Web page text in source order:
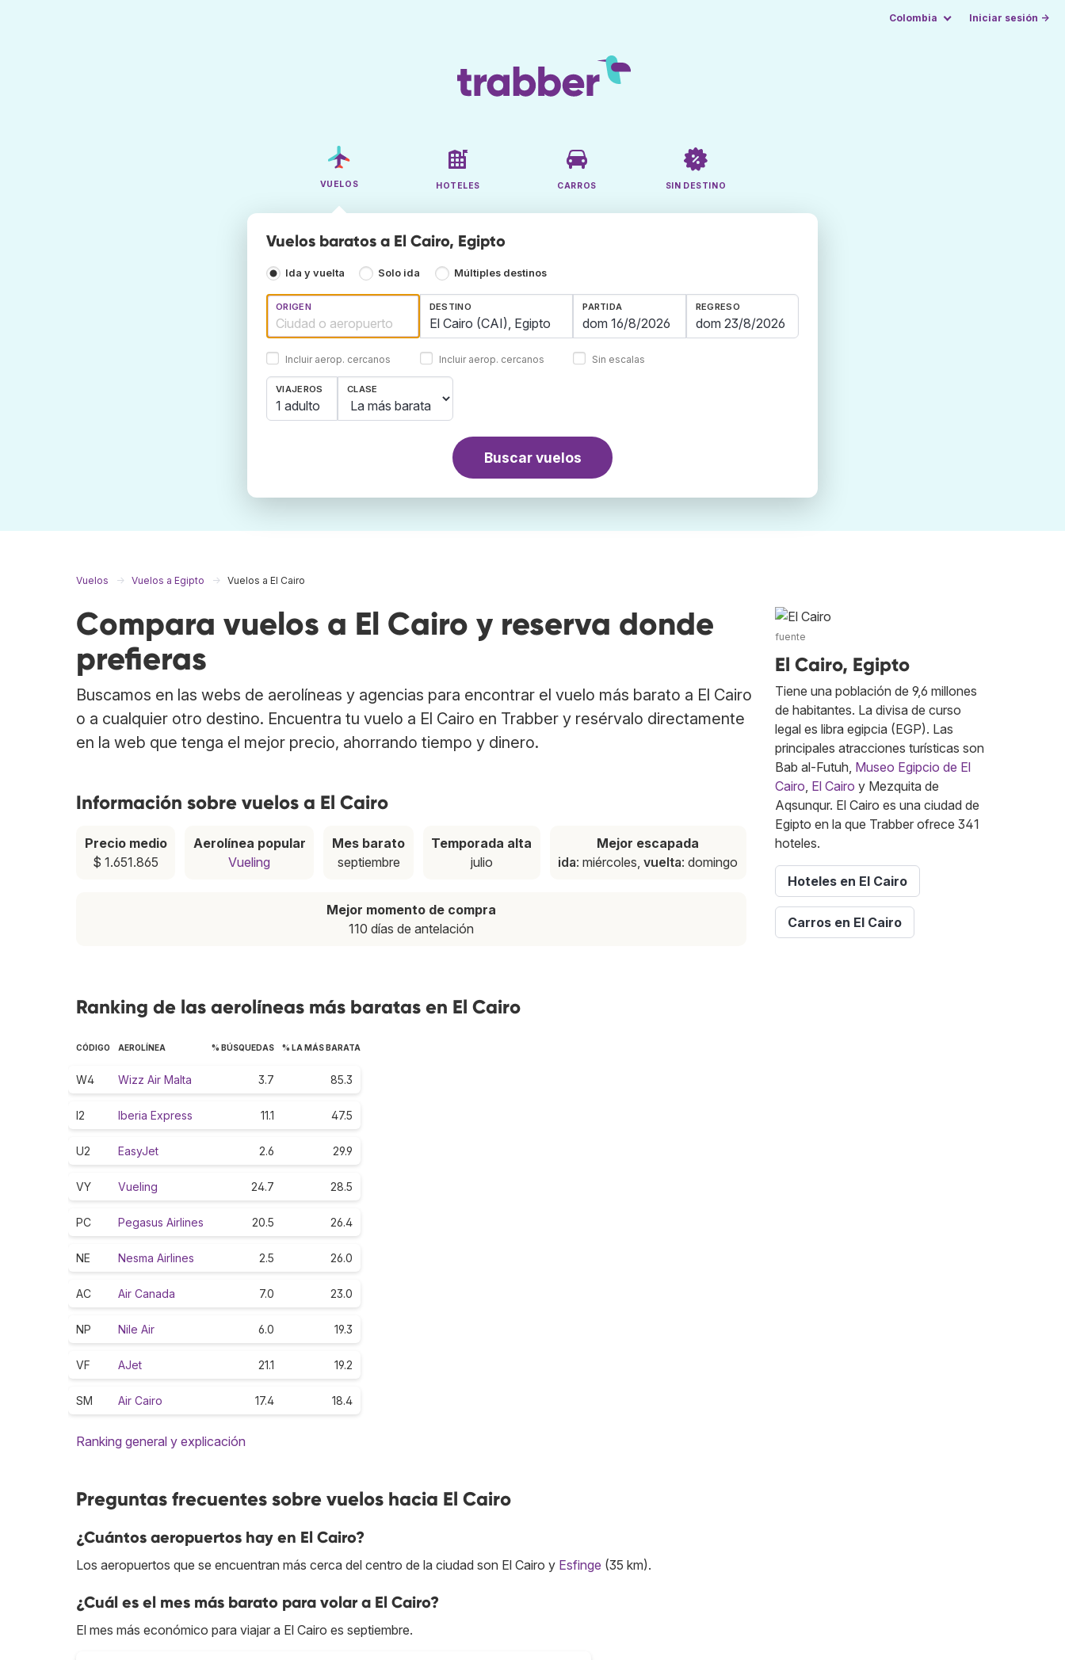
Colombia Iniciar sesión →
VUELOS HOTELES CARROS SIN DESTINO
Vuelos baratos a El Cairo, Egipto
Ida y vuelta Solo ida Múltiples destinos
ORIGEN
Incluir aerop. cercanos
DESTINO
Incluir aerop. cercanos
PARTIDA REGRESO
Sin escalas
VIAJEROS
1 adulto
CLASE
Buscar vuelos
Vuelos Vuelos a Egipto Vuelos a El Cairo
Compara vuelos a El Cairo y reserva donde
prefieras
Buscamos en las webs de aerolíneas y agencias para encontrar el vuelo más barato a El Cairo
o a cualquier otro destino. Encuentra tu vuelo a El Cairo en Trabber y resérvalo directamente
en la web que tenga el mejor precio, ahorrando tiempo y dinero.
Información sobre vuelos a El Cairo
Precio medio
$ 1.651.865
Aerolínea popular
Vueling
Mes barato
septiembre
Temporada alta
julio
Mejor escapada
ida: miércoles,vuelta: domingo
Mejor momento de compra
110 días de antelación
Ranking de las aerolíneas más baratas en El Cairo
CÓDIGO AEROLÍNEA % BÚSQUEDAS % LA MÁS BARATA
W4 Wizz Air Malta 3.7 85.3
I2 Iberia Express 11.1 47.5
U2 EasyJet 2.6 29.9
VY Vueling 24.7 28.5
PC Pegasus Airlines 20.5 26.4
NE Nesma Airlines 2.5 26.0
AC Air Canada 7.0 23.0
NP Nile Air 6.0 19.3
VF AJet 21.1 19.2
SM Air Cairo 17.4 18.4
Ranking general y explicación
Preguntas frecuentes sobre vuelos hacia El Cairo
¿Cuántos aeropuertos hay en El Cairo?
Los aeropuertos que se encuentran más cerca del centro de la ciudad son El Cairo y Esfinge (35 km).
¿Cuál es el mes más barato para volar a El Cairo?
El mes más económico para viajar a El Cairo es septiembre.
fuente
El Cairo, Egipto
Tiene una población de 9,6 millones
de habitantes. La divisa de curso
legal es libra egipcia (EGP). Las
principales atracciones turísticas son
Bab al-Futuh, Museo Egipcio de El
Cairo, El Cairo y Mezquita de
Aqsunqur. El Cairo es una ciudad de
Egipto en la que Trabber ofrece 341
hoteles.
Hoteles en El Cairo
Carros en El Cairo